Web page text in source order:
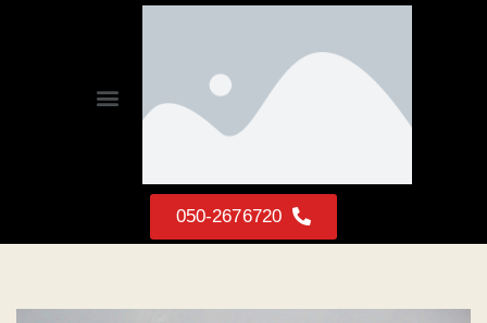
050-2676720